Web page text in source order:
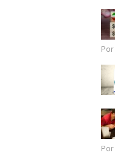
Por
Por